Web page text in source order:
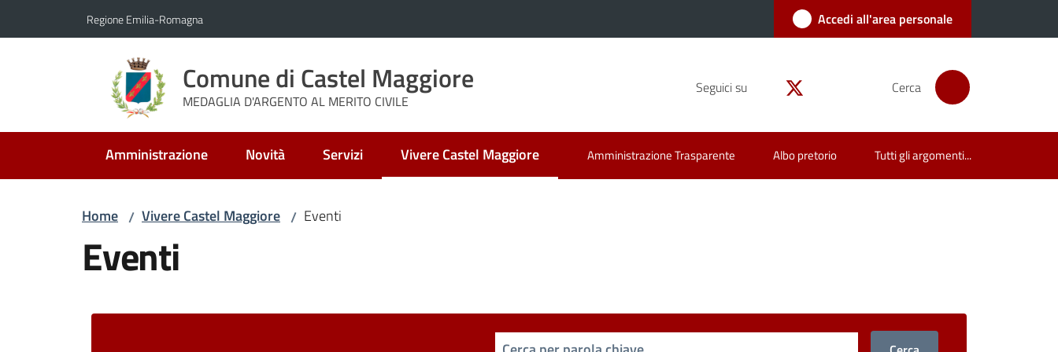
Regione Emilia-Romagna Accedi all'area personale
Comune di Castel Maggiore
MEDAGLIA D'ARGENTO AL MERITO CIVILE
Seguici su Cerca
Amministrazione Novità Servizi Vivere Castel Maggiore
Menu selezionato Amministrazione Trasparente Albo pretorio Tutti gli argomenti...
Home / Vivere Castel Maggiore / Eventi
Eventi
Cerca per parola chiave